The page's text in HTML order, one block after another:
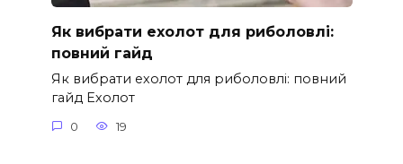
Як вибрати ехолот для риболовлі:
повний гайд
Як вибрати ехолот для риболовлі: повний
гайд Ехолот
0 19